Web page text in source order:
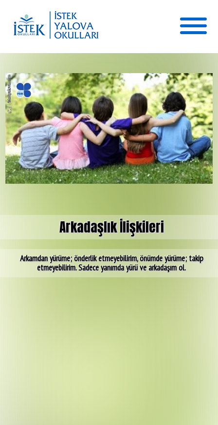
Arkadaşlık İlişkileri
Arkamdan yürüme; önderlik etmeyebilirim, önümde yürüme; takip
etmeyebilirim. Sadece yanımda yürü ve arkadaşım ol.